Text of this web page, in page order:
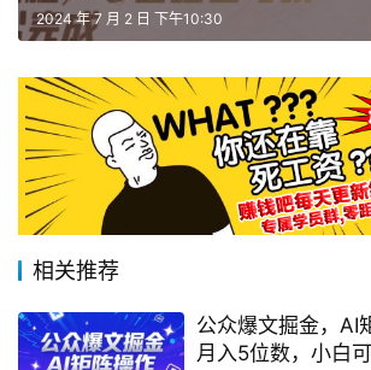
2024 年 7 月 2 日 下午10:30
相关推荐
公众爆文掘金，AI
月入5位数，小白